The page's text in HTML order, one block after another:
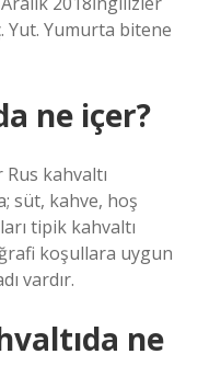
Yut. Yumurta bitene
ne içer?
kahvaltı
süt, kahve, hoş
tipik kahvaltı
koşullara uygun
vardır.
ne